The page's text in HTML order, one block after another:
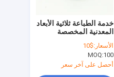
خدمة الطباعة ثلاثية الأبعاد
المعدنية المخصصة
الأسعار:$10
MOQ:100
أحصل على آخر سعر